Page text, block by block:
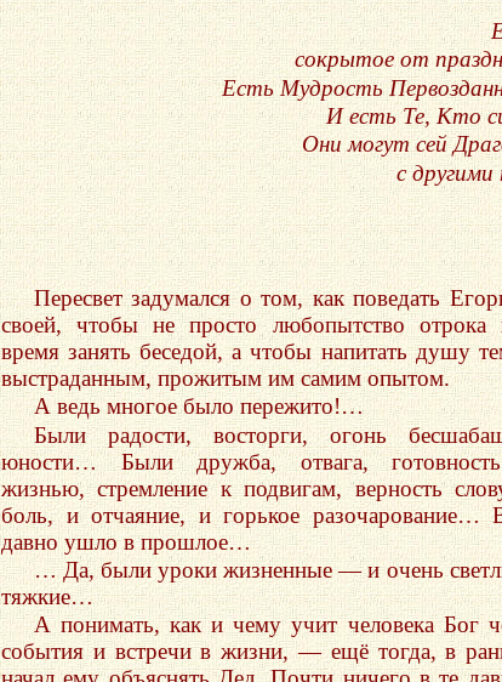
сокрытое от
Есть Мудрость
И есть Те, Кто
Они могут сей
с другими
Пересвет задумался о том, как поведать
своей, чтобы не просто любопытство отрока
время занять беседой, а чтобы напитать душу
выстраданным, прожитым им самим опытом.
А ведь многое было пережито!…
Были радости, восторги, огонь
юности… Были дружба, отвага, готовность
жизнью, стремление к подвигам, верность
боль, и отчаяние, и горькое разочарование…
давно ушло в прошлое…
… Да, были уроки жизненные — и очень
тяжкие…
А понимать, как и чему учит человека Бог
события и встречи в жизни, — ещё тогда, в